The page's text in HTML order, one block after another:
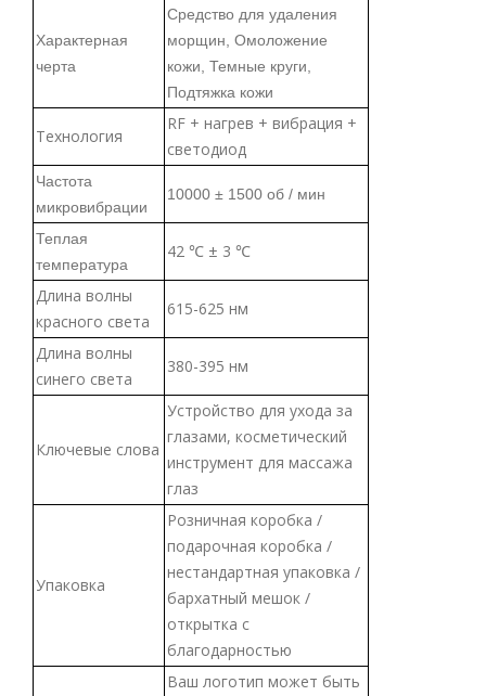
Характерная
черта
Средство для удаления
морщин, Омоложение
кожи, Темные круги,
Подтяжка кожи
Технология
RF + нагрев + вибрация +
светодиод
Частота
микровибрации
10000 ± 1500 об / мин
Теплая
температура
42 ℃ ± 3 ℃
Длина волны
красного света
615-625 нм
Длина волны
синего света
380-395 нм
Ключевые слова
Устройство для ухода за
глазами, косметический
инструмент для массажа
глаз
Упаковка
Розничная коробка /
подарочная коробка /
нестандартная упаковка /
бархатный мешок /
открытка с
благодарностью
Ваш логотип может быть